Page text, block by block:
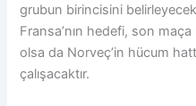
grubun birincisini
Fransa’nın hedefi, son
olsa da Norveç’in hücum
çalışacaktır.